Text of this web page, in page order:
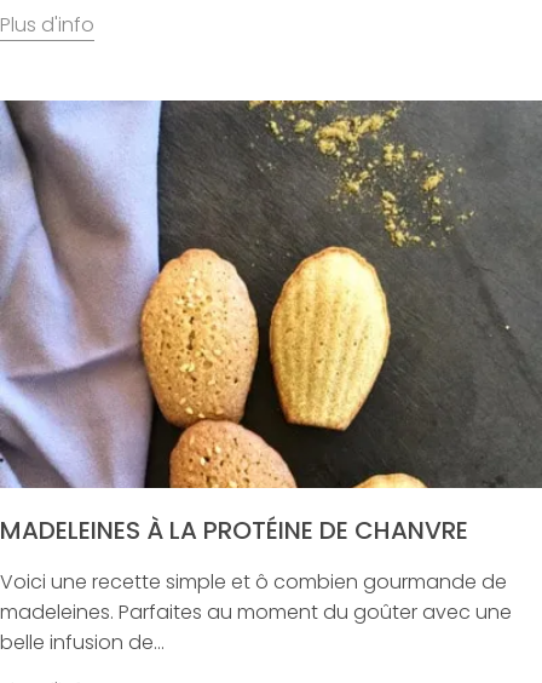
MADELEINES À LA PROTÉINE DE CHANVRE
Voici une recette simple et ô combien gourmande de
madeleines. Parfaites au moment du goûter avec une
belle infusion de...